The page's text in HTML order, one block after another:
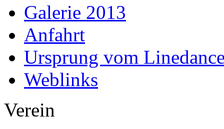
Galerie 2013
Anfahrt
Ursprung vom
Weblinks
Verein